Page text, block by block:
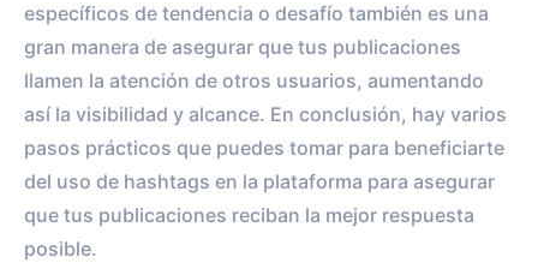
específicos de tendencia o desafío también es una
gran manera de asegurar que tus publicaciones
llamen la atención de otros usuarios, aumentando
así la visibilidad y alcance. En conclusión, hay varios
pasos prácticos que puedes tomar para beneficiarte
del uso de hashtags en la plataforma para asegurar
que tus publicaciones reciban la mejor respuesta
posible.